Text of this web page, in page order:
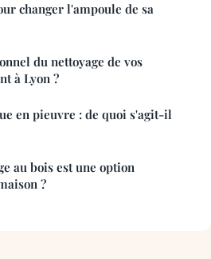
changer l'ampoule de sa
du nettoyage de vos
à Lyon ?
en pieuvre : de quoi s'agit-il
au bois est une option
?